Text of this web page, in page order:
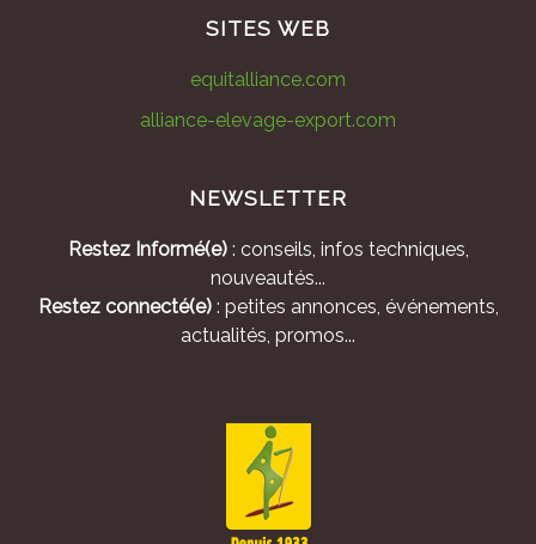
SITES WEB
equitalliance.com
alliance-elevage-export.com
NEWSLETTER
Restez Informé(e): conseils, infos techniques,
nouveautés...
Restez connecté(e): petites annonces, événements,
actualités, promos...